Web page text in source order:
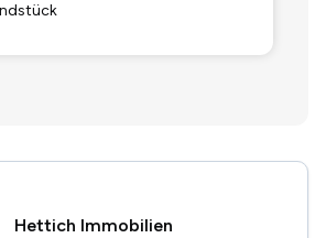
Hettich Immobilien